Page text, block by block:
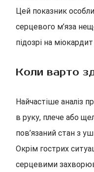
Цей показник
серцевого м’яза
підозрі на
Коли варто
Найчастіше аналіз
в руку, плече або
пов’язаний стан з
Окрім гострих
серцевими